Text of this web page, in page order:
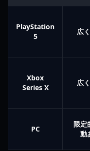
PlayStation
5
広
Xbox
Series X
広
PC
限定
動